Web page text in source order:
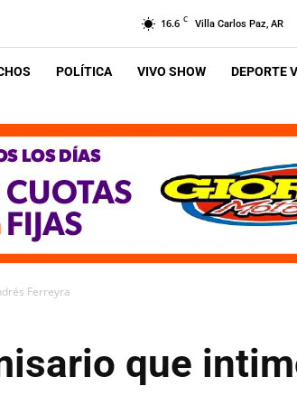
16.6 C Villa Carlos Paz, AR
POLÍTICA VIVO SHOW DEPORTE
Ferreyra
que